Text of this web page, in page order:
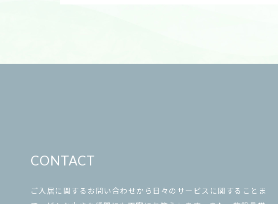
CONTACT
ご入居に関するお問い合わせから日々のサービスに関することま